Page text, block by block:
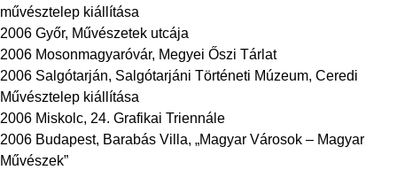
művésztelep kiállítása
2006 Győr, Művészetek utcája
2006 Mosonmagyaróvár, Megyei Őszi Tárlat
2006 Salgótarján, Salgótarjáni Történeti Múzeum, Ceredi
Művésztelep kiállítása
2006 Miskolc, 24. Grafikai Triennále
2006 Budapest, Barabás Villa, „Magyar Városok – Magyar
Művészek”